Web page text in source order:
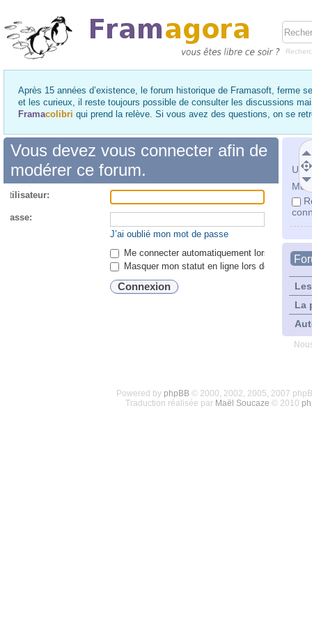
Après 15 années d’existence, le forum historique de Framasoft, ferme
et les curieux, il reste toujours possible de consulter les discussions
Framacolibri qui prend la relève. Si vous avez des questions, on se
Mot
La
Vous devez vous connecter afin de
modérer ce forum.
passe:
J’ai oublié mon mot de passe
Me connecter automatiquement lors de
Masquer mon statut en ligne lors de cette
Powered by phpBB© 2000, 2002, 2005, 2007
Traduction réalisée par Maël Soucaze © 2010